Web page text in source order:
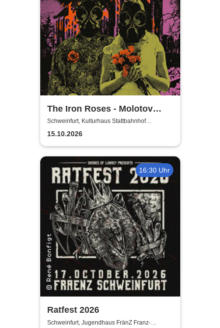
The Iron Roses - Molotov
Nights Tour 2026
Schweinfurt, Kulturhaus Stattbahnhof
Schweinfurt
15.10.2026
16:30 Uhr
Ratfest 2026
Schweinfurt, Jugendhaus FränZ Franz-